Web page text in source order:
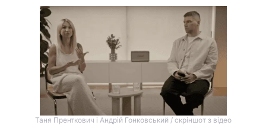
Таня Пренткович і Андрій Гонковський / скріншот з відео